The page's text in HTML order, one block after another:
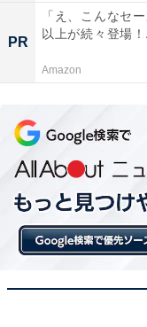
PR
「え、こんなセ
以上が続々登場
Amazon